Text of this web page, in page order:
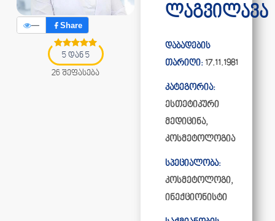
— Share
5 დან 5
26 შეფასება
ლაგვილავა
დაბადების
თარიღი: 17.11.1981
კატეგორია:
ესთეტიკური
მედიცინა,
კოსმეტოლოგია
სპეციალობა:
კოსმეტოლოგი,
ინექციონისტი